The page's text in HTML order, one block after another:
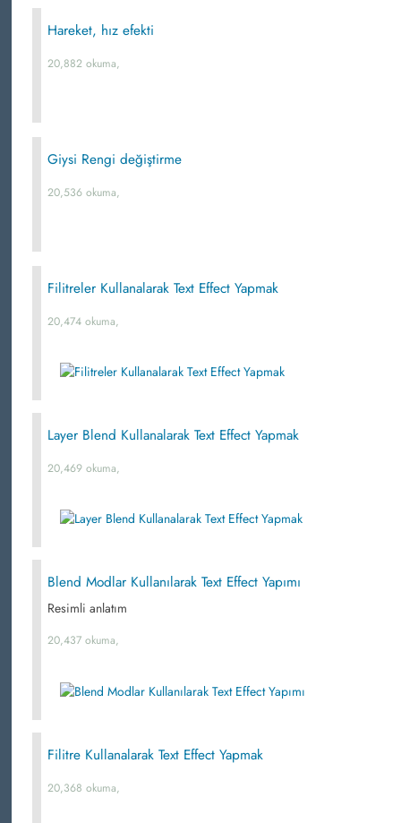
Hareket, hız efekti
20,882 okuma,
Giysi Rengi değiştirme
20,536 okuma,
Filitreler Kullanalarak Text Effect Yapmak
20,474 okuma,
Layer Blend Kullanalarak Text Effect Yapmak
20,469 okuma,
Blend Modlar Kullanılarak Text Effect Yapımı
Resimli anlatım
20,437 okuma,
Filitre Kullanalarak Text Effect Yapmak
20,368 okuma,